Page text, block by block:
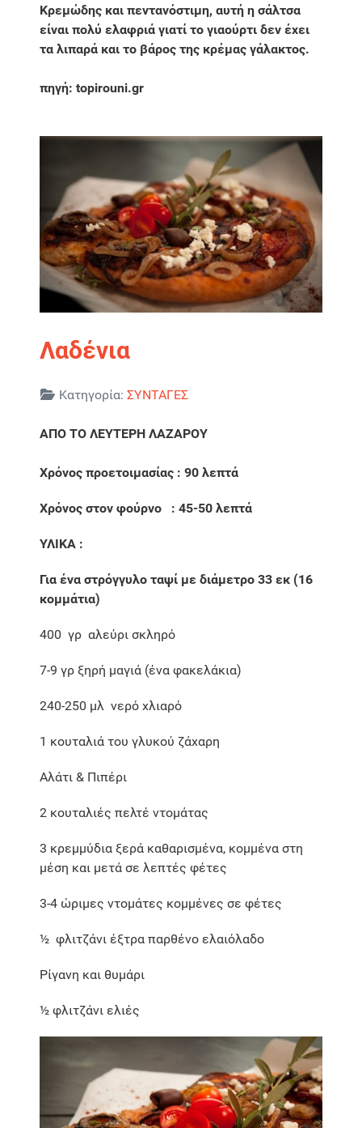
Κρεμώδης και πεντανόστιμη, αυτή η σάλτσα
είναι πολύ ελαφριά γιατί το γιαούρτι δεν έχει
τα λιπαρά και το βάρος της κρέμας γάλακτος.
πηγή: topirouni.gr
Λαδένια
Λεπτομέρειες
Κατηγορία: ΣΥΝΤΑΓΕΣ
ΑΠΟ ΤΟ ΛΕΥΤΕΡΗ ΛΑΖΑΡΟΥ
Χρόνος προετοιμασίας : 90 λεπτά
Χρόνος στον φούρνο : 45-50 λεπτά
ΥΛΙΚΑ :
Για ένα στρόγγυλο ταψί με διάμετρο 33 εκ (16
κομμάτια)
400 γρ αλεύρι σκληρό
7-9 γρ ξηρή μαγιά (ένα φακελάκια)
240-250 μλ νερό χλιαρό
1 κουταλιά του γλυκού ζάχαρη
Αλάτι & Πιπέρι
2 κουταλιές πελτέ ντομάτας
3 κρεμμύδια ξερά καθαρισμένα, κομμένα στη
μέση και μετά σε λεπτές φέτες
3-4 ώριμες ντομάτες κομμένες σε φέτες
½ φλιτζάνι έξτρα παρθένο ελαιόλαδο
Ρίγανη και θυμάρι
½ φλιτζάνι ελιές